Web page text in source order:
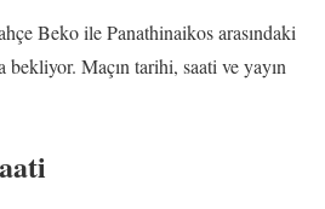
Beko ile Panathinaikos arasındaki
bekliyor. Maçın tarihi, saati ve yayın